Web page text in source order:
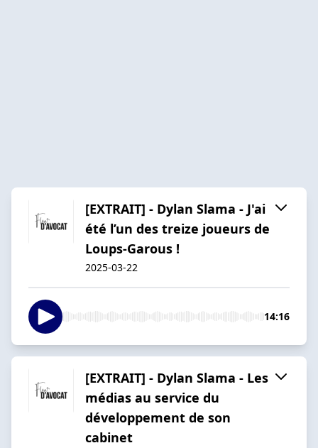
[EXTRAIT] - Dylan Slama - J'ai
été l’un des treize joueurs de
Loups-Garous !
2025-03-22
14:16
[EXTRAIT] - Dylan Slama - Les
médias au service du
développement de son
cabinet